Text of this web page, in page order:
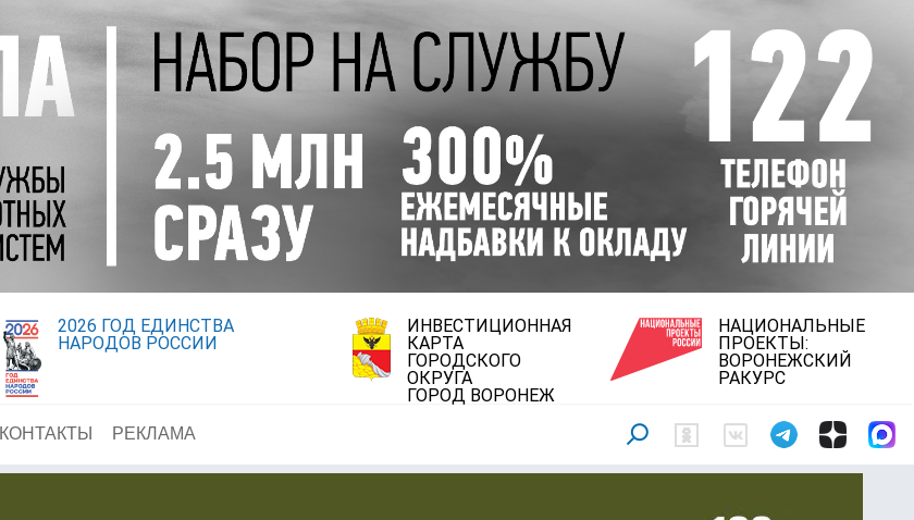
2026 ГОД ЕДИНСТВА
НАРОДОВ РОССИИ
ИНВЕСТИЦИОННАЯ
КАРТА
ГОРОДСКОГО
ОКРУГА
ГОРОД ВОРОНЕЖ
НАЦИОНАЛЬНЫЕ
ПРОЕКТЫ:
ВОРОНЕЖСКИЙ
РАКУРС
КОНТАКТЫ РЕКЛАМА